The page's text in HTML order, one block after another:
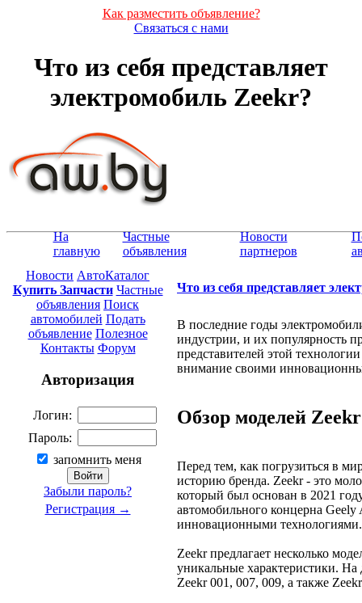
Как разместить объявление?
Связаться с нами
Что из себя представляет
электромобиль Zeekr?
На
главную
Частные
объявления
Новости
партнеров
Новости АвтоКаталог
Купить Запчасти Частные
объявления Поиск
автомобилей Подать
объявление Полезное
Контакты Форум
Авторизация
Логин:
Пароль:
запомнить меня
Забыли пароль?
Регистрация →
Что из себя представляет
В последние годы
индустрии, и их популярность
представителей этой
внимание своими
Обзор моделей Zeekr
Перед тем, как погрузиться в
историю бренда. Zeekr - это
который был основан в 2021
автомобильного концерна Geely
инновационными технологиями.
Zeekr предлагает несколько
уникальные характеристики.
Zeekr 001, 007, 009, а также